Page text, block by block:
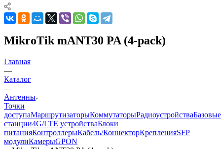
MikroTik mANT30 PA (4-pack)
Главная
—
Каталог
—
Антенны
Точки
доступаМаршрутизаторыКоммутаторыРадиоустройстваБазовые
станции4G/LTE устройстваБлоки
питанияКонтроллерыКабель/КоннекторКрепленияSFP
модулиКамерыGPON